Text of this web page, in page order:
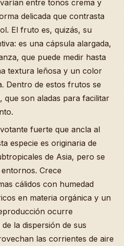
entre tonos crema y
delicada que contrasta
El fruto es, quizás, su
es una cápsula alargada,
que puede medir hasta
textura leñosa y un color
Dentro de estos frutos se
que son aladas para facilitar
fuerte que ancla al
especie es originaria de
de Asia, pero se
Crece
cálidos con humedad
en materia orgánica y un
ocurre
la dispersión de sus
las corrientes de aire